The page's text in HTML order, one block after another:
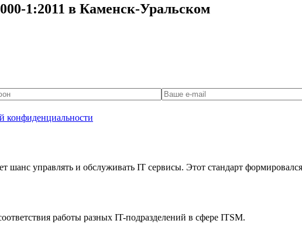
1:2011 в Каменск-Уральском
конфиденциальности
шанс управлять и обслуживать IT сервисы. Этот стандарт
работы разных IT-подразделений в сфере ITSM.